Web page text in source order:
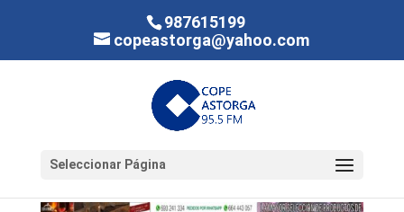
987615199
copeastorga@yahoo.com
Seleccionar Página